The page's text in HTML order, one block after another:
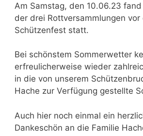
Am Samstag, den 10.06.23
der drei Rottversammlungen vor
Schützenfest statt.
Bei schönstem Sommerwetter
erfreulicherweise wieder
in die von unserem
Hache zur Verfügung gestellte
Auch hier noch einmal ein
Dankeschön an die Familie